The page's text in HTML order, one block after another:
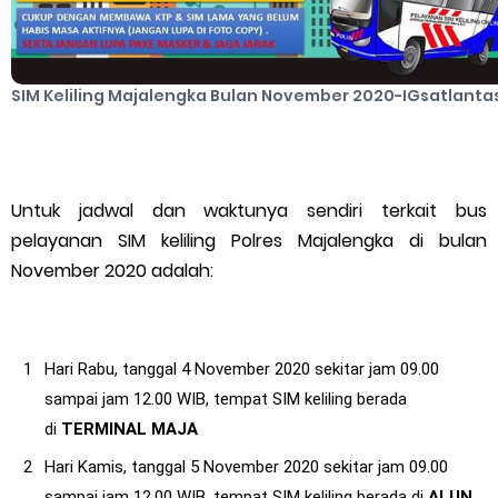
SIM Keliling Majalengka Bulan November 2020-
Untuk jadwal dan waktunya sendiri terkait bus
pelayanan SIM keliling Polres Majalengka di bulan
November 2020 adalah:
Hari Rabu, tanggal 4 November 2020 sekitar jam 09.00
sampai jam 12.00 WIB, tempat SIM keliling berada
di TERMINAL MAJA
Hari Kamis, tanggal 5 November 2020 sekitar jam 09.00